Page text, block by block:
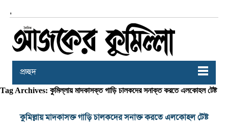
,
প্রচ্ছদ
Tag Archives: কুমিল্লায় মাদকাসক্ত গাড়ি চালকদের সনাক্ত করতে এলকোহল টেষ্ট
কুমিল্লায় মাদকাসক্ত গাড়ি চালকদের সনাক্ত করতে এলকোহল টেষ্ট